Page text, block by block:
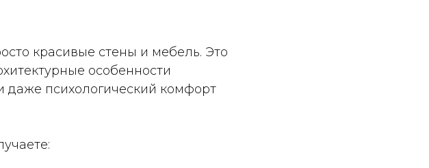
красивые стены и мебель. Это
особенности
даже психологический комфорт